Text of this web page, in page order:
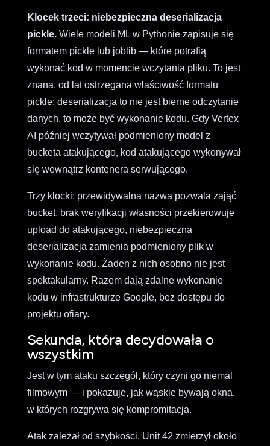
Klocek trzeci: niebezpieczna deserializacja
pickle.Wiele modeli ML w Pythonie zapisuje się
formatem pickle lub joblib — które potrafią
wykonać kod w momencie wczytania pliku. To jest
znana, od lat ostrzegana właściwość formatu
pickle: deserializacja to nie jest bierne odczytanie
danych, to może być wykonanie kodu. Gdy Vertex
AI później wczytywał podmieniony model z
bucketa atakującego, kod atakującego wykonywał
się wewnątrz kontenera serwującego.
Trzy klocki: przewidywalna nazwa pozwala zająć
bucket, brak weryfikacji własności przekierowuje
upload do atakującego, niebezpieczna
deserializacja zamienia podmieniony plik w
wykonanie kodu. Żaden z nich osobno nie jest
spektakularny. Razem dają zdalne wykonanie
kodu w infrastrukturze Google, bez dostępu do
projektu ofiary.
Sekunda, która decydowała o
wszystkim
Jest w tym ataku szczegół, który czyni go niemal
filmowym — i pokazuje, jak wąskie bywają okna,
w których rozgrywa się kompromitacja.
Atak zależał od szybkości. Unit 42 zmierzył około